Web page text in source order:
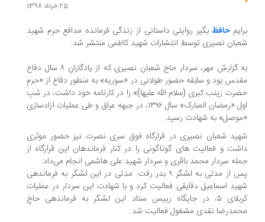
25 خرداد 1398
برایمحافظبگیر روایتی داستانی از زندگی فرمانده مدافع حرم شهید
شعبان نصیری توسط انتشارات شهید کاظمی منتشر شد.
به گزارش مهر، سردار حاج شعبان نصیری که از یادگارانِ ۸ سال دفاع
مقدس بود و سابقه حضور طولانی در «سوریه» به منظور دفاع از «حرمِ
حضرت زینب کبری (سلام الله علیها)» را در کارنامه خود داشت، در شبِ
اول «رمضان المبارک» سال ۱۳۹۶، در جبهه عراق و طی عملیات آزادسازی
«موصل» به شهادت رسید.
شهید شعبان نصیری در قرارگاه فوق سری نصرت نیز حضور موثری
داشت و فعالیت های گوناگونی را در کنار فرماندهان این قرارگاه از
جمله سردار محمد باقری و سردار شهید علی هاشمی انجام می‌داد.
پس از مدتی به لشگر ۹ بدر رفت. مدتی در این لشگر به فرماندهی
شهید اسماعیل دقایقی فعالیت کرد و با شهادت این سردار در عملیات
کربلای ۵، در جایگاه رییس ستاد این لشگر به فرماندهی حاج
محمدرضا نقدی مشغول فعالیت شد.